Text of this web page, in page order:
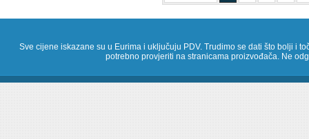
Sve cijene iskazane su u Eurima i uključuju PDV. Trudimo se dati što bolji i
potrebno provjeriti na stranicama proizvođača. Ne